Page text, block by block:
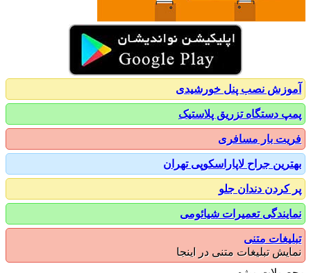
نصب پنل خورشیدی
دستگاه تزریق پلاستیک
بار مسافری
جراح لاپاراسکوپی تهران
دندان جلو
تعمیرات شیائومی
متنی
تبلیغات متنی در اینجا